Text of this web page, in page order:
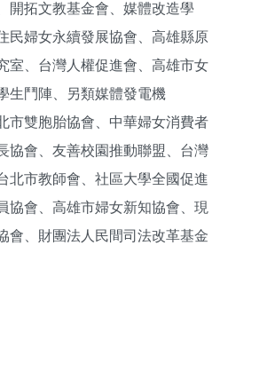
開拓文教基金會、媒體改造學
民婦女永續發展協會、高雄縣原
室、台灣人權促進會、高雄市女
生鬥陣、另類媒體發電機
市雙胞胎協會、中華婦女消費者
協會、友善校園推動聯盟、台灣
北市教師會、社區大學全國促進
協會、高雄市婦女新知協會、現
會、財團法人民間司法改革基金